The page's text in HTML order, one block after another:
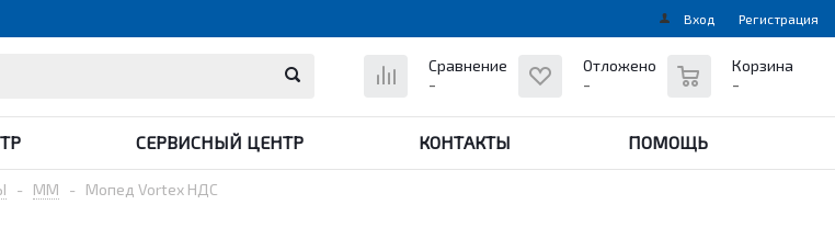
Вход Регистрация
Сравнение
-
Отложено
-
Корзина
-
СЕРВИСНЫЙ ЦЕНТР КОНТАКТЫ ПОМОЩЬ
- MM - Мопед Vortex НДС